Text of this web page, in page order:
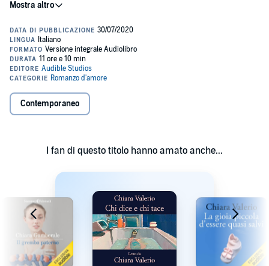
compra, per poi rivendere, le polizze di clienti che non vogliono più
È un investimento sicuro: "le persone si fidano di me perché dico
una cosa che già sanno, e cioè che tutti muoiono". Ma più che di
morte, Alessio preferisce parlare del tempo che rimane. Solo che le
vite non sono tutte uguali e non tutti i rischi possono essere previsti.
Quando si trova a contrattare la polizza di Elena Invitti, nell'equazione
Contemporaneo
I fan di questo titolo hanno amato anche...